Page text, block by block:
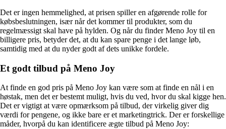
Det er ingen hemmelighed, at prisen spiller en afgørende rolle for
købsbeslutningen, især når det kommer til produkter, som du
regelmæssigt skal have på hylden. Og når du finder Meno Joy til en
billigere pris, betyder det, at du kan spare penge i det lange løb,
samtidig med at du nyder godt af dets unikke fordele.
Et godt tilbud på Meno Joy
At finde en god pris på Meno Joy kan være som at finde en nål i en
høstak, men det er bestemt muligt, hvis du ved, hvor du skal kigge hen.
Det er vigtigt at være opmærksom på tilbud, der virkelig giver dig
værdi for pengene, og ikke bare er et marketingtrick. Der er forskellige
måder, hvorpå du kan identificere ægte tilbud på Meno Joy: